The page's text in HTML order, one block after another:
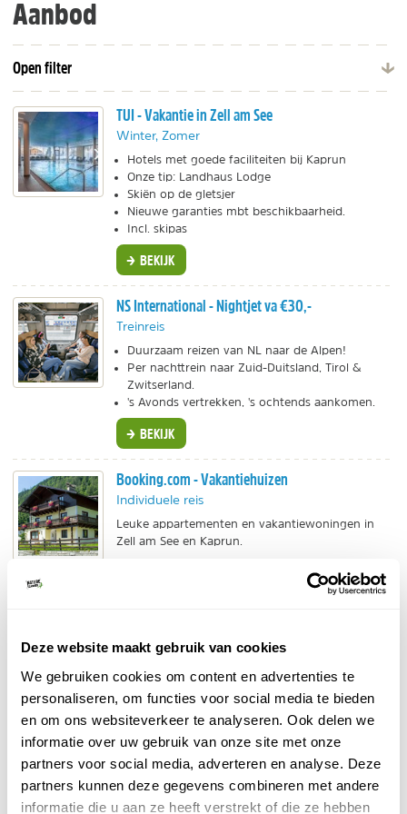
Deze website maakt gebruik van cookies
We gebruiken cookies om content en advertenties te
personaliseren, om functies voor social media te bieden
en om ons websiteverkeer te analyseren. Ook delen we
informatie over uw gebruik van onze site met onze
partners voor social media, adverteren en analyse. Deze
partners kunnen deze gegevens combineren met andere
informatie die u aan ze heeft verstrekt of die ze hebben
Aanbod
Open filter
TUI - Vakantie in Zell am See
Winter, Zomer
Hotels met goede faciliteiten bij Kaprun
Onze tip: Landhaus Lodge
Skiën op de gletsjer
Nieuwe garanties mbt beschikbaarheid.
Incl. skipas
BEKIJK
NS International - Nightjet va €30,-
Treinreis
Duurzaam reizen van NL naar de Alpen!
Per nachttrein naar Zuid-Duitsland, Tirol &
Zwitserland.
's Avonds vertrekken, 's ochtends aankomen.
BEKIJK
Booking.com - Vakantiehuizen
Individuele reis
Leuke appartementen en vakantiewoningen in
Zell am See en Kaprun.
Booking.com - Boutique Hotel Pinzgauerhof
Individuele reis
Zoek je een fijn hotelletje in de buurt van de
gondel naar de Kitzsteinhorn en de Sigmund
Thun Klamm? Bij gastheer Mike ben je in goede
BEKIJK